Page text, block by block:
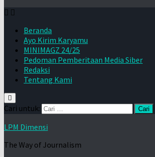
Beranda
Ayo Kirim Karyamu
MINIMAGZ 24/25
Pedoman Pemberitaan Media Siber
Redaksi
Tentang Kami
Cari untuk:
LPM Dimensi
The Way of Journalism